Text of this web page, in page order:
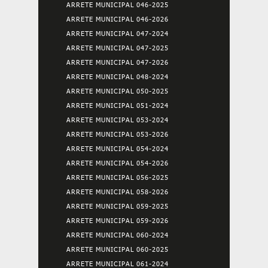
ARRETE MUNICIPAL 046-2025
ARRETE MUNICIPAL 046-2026
ARRETE MUNICIPAL 047-2024
ARRETE MUNICIPAL 047-2025
ARRETE MUNICIPAL 047-2026
ARRETE MUNICIPAL 048-2024
ARRETE MUNICIPAL 050-2025
ARRETE MUNICIPAL 051-2024
ARRETE MUNICIPAL 053-2024
ARRETE MUNICIPAL 053-2026
ARRETE MUNICIPAL 054-2024
ARRETE MUNICIPAL 054-2026
ARRETE MUNICIPAL 056-2025
ARRETE MUNICIPAL 058-2026
ARRETE MUNICIPAL 059-2025
ARRETE MUNICIPAL 059-2026
ARRETE MUNICIPAL 060-2024
ARRETE MUNICIPAL 060-2025
ARRETE MUNICIPAL 061-2024